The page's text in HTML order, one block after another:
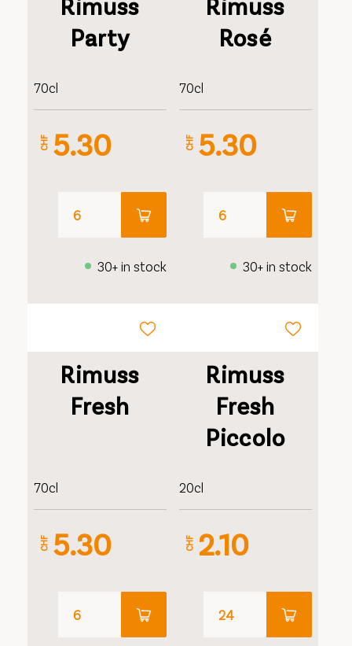
Party
70cl
30+ in stock
CHF 5.30
Rosé
70cl
30+ in stock
CHF 5.30
Rimuss
Fresh
70cl
CHF 5.30
Rimuss
Fresh
Piccolo
20cl
CHF 2.10